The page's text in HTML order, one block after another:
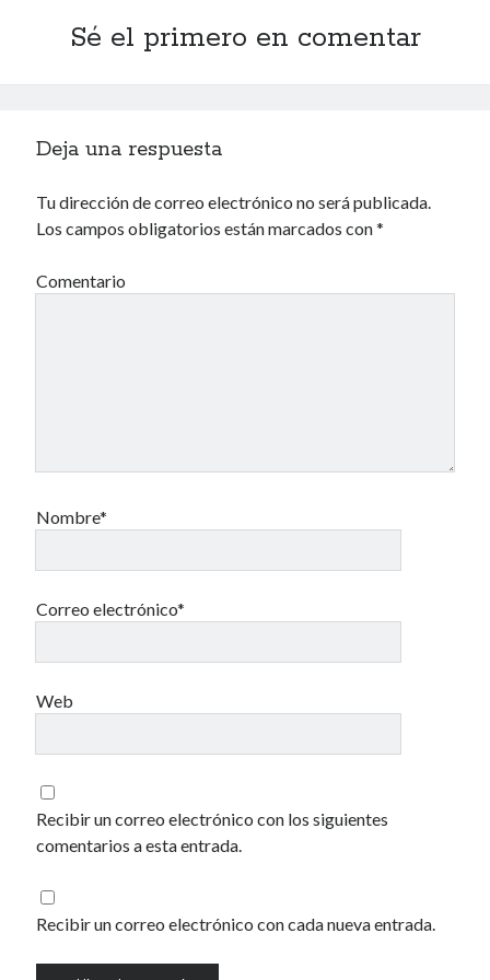
Archivos
4colors
Don Nadie
El Forat
Furia
00-22-05-2002
Sé el primero en comentar
Deja una respuesta
Tu dirección de correo electrónico no será publicada.
Los campos obligatorios están marcados con*
Comentario
Nombre*
Correo electrónico*
Web
Recibir un correo electrónico con los siguientes
comentarios a esta entrada.
Recibir un correo electrónico con cada nueva entrada.